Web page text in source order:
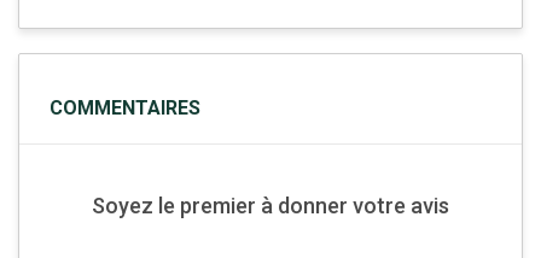
COMMENTAIRES
Soyez le premier à donner votre avis